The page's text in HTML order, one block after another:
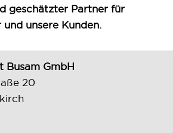
geschätzter Partner für
und unsere Kunden.
Busam GmbH
20